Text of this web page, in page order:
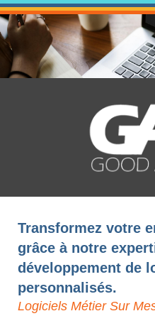
Transformez votre
grâce à notre
développement de
personnalisés.
Logiciels Métier Sur